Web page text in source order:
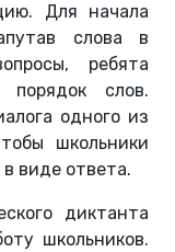
Для начала
слова в
ребята
порядок слов.
одного из
школьники
виде ответа.
диктанта
школьников.